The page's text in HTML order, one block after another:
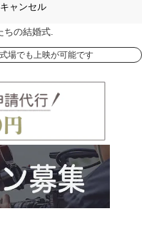
ャンセル
ちの結婚式.
場でも上映が可能です